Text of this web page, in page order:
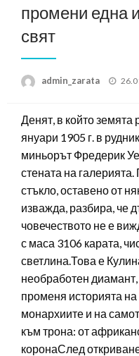
промени една
свят
admin_zarata
Денят, в който земята
януари 1905 г. в
миньорът Фредерик
стената на
стъкло, оставено от
изважда, разбира, че
човечеството не е
с маса 3106 карата,
светлина.Това е
необработен диамант,
променя историята
монархиите и на
към трона: от
коронаСлед